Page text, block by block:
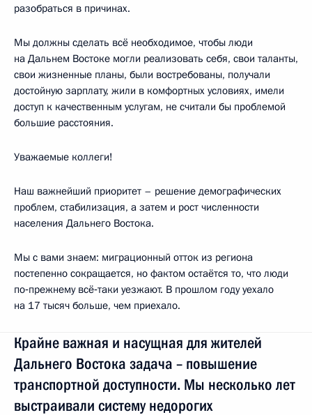
разобраться в причинах.
Мы должны сделать всё необходимое, чтобы люди
на Дальнем Востоке могли реализовать себя, свои таланты,
свои жизненные планы, были востребованы, получали
достойную зарплату, жили в комфортных условиях, имели
доступ к качественным услугам, не считали бы проблемой
большие расстояния.
Уважаемые коллеги!
Наш важнейший приоритет – решение демографических
проблем, стабилизация, а затем и рост численности
населения Дальнего Востока.
Мы с вами знаем: миграционный отток из региона
постепенно сокращается, но фактом остаётся то, что люди
по‑прежнему всё‑таки уезжают. В прошлом году уехало
на 17 тысяч больше, чем приехало.
Крайне важная и насущная для жителей
Дальнего Востока задача – повышение
транспортной доступности. Мы несколько лет
выстраивали систему недорогих